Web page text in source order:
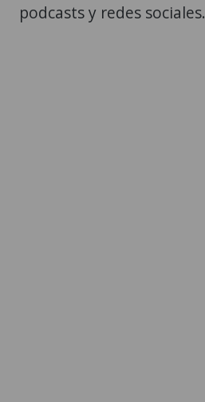
podcasts y redes sociales.